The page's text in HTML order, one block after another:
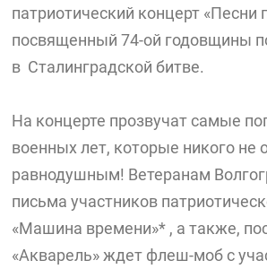
патриотический концерт «Песни
посвященный 74-ой годовщины
в Сталинградской битве.
На концерте прозвучат самые
военных лет, которые никого не
равнодушным! Ветеранам
письма участников
«Машина времени»* , а также,
«Акварель» ждет флеш-моб с